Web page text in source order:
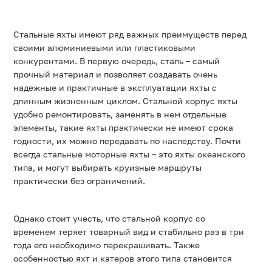
Стальные яхты имеют ряд важных преимуществ перед
своими алюминиевыми или пластиковыми
конкурентами. В первую очередь, сталь – самый
прочный материал и позволяет создавать очень
надежные и практичные в эксплуатации яхты с
длинным жизненным циклом. Стальной корпус яхты
удобно ремонтировать, заменять в нем отдельные
элементы, такие яхты практически не имеют срока
годности, их можно передавать по наследству. Почти
всегда стальные моторные яхты – это яхты океанского
типа, и могут выбирать круизные маршруты
практически без ограничений.
Однако стоит учесть, что стальной корпус со
временем теряет товарный вид и стабильно раз в три
года его необходимо перекрашивать. Также
особенностью яхт и катеров этого типа становится